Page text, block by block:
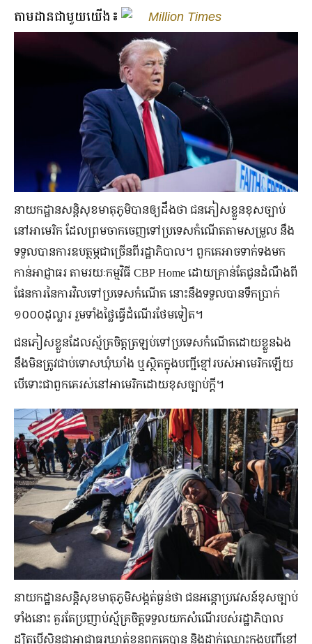
តាមដានជាមួយយើង៖ Million Times
នាយកដ្ឋានសន្តិសុខមាតុភូមិបានឲ្យដឹងថា ជនភៀសខ្លួនខុសច្បាប់
នៅអាមេរិក ដែលព្រមចាកចេញទៅប្រទេសកំណើតតាមសម្រួល នឹង
ទទួលបានការឧបត្ថម្ភជាច្រើនពីរដ្ឋាភិបាល។ ពួកគេអាចទាក់ទងមក
កាន់អាជ្ញាធរ តាមរយៈកម្មវិធី CBP Home ដោយគ្រាន់តែជូនដំណឹងពី
ផែនការនៃការវិលទៅប្រទេសកំណើត នោះនឹងទទួលបានទឹកប្រាក់
១០០០ដុល្លារ រួមទាំងថ្លៃធ្វើដំណើរថែមទៀត។
ជនភៀសខ្លួនដែលស្ម័គ្រចិត្តត្រឡប់ទៅប្រទេសកំណើតដោយខ្លួនឯង
នឹងមិនត្រូវជាប់ទោសឃុំឃាំង ឬស្ថិតក្នុងបញ្ជីខ្មៅរបស់អាមេរិកឡើយ
បើទោះជាពួកគេរស់នៅអាមេរិកដោយខុសច្បាប់ក្ដី។
នាយកដ្ឋានសន្តិសុខមាតុភូមិសង្កត់ធ្ងន់ថា ជនអន្តោប្រវេសន៍ខុសច្បាប់
ទាំងនោះ គួរតែប្រញាប់ស្ម័គ្រចិត្តទទួលយកសំណើរបស់រដ្ឋាភិបាល
ដ្បិតបើសិនជាអាជ្ញាធរឃាត់ខ្លួនពួកគេបាន និងដាក់ឈ្មោះក្នុងបញ្ជីខ្មៅ